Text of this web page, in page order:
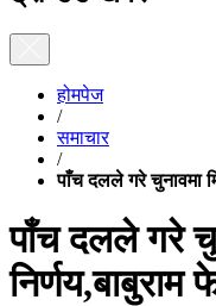
होमपेज
/
समाचार
/
पाँच दलले गरे चुनावमा
पाँच दलले गरे